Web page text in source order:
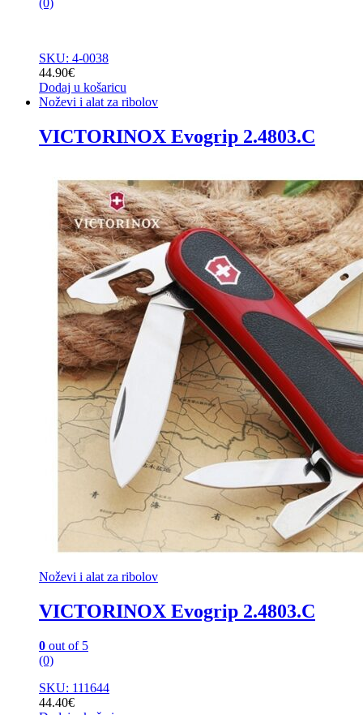
(0)
SKU: 4-0038
44.90€
Dodaj u košaricu
Noževi i alat za ribolov
VICTORINOX Evogrip 2.4803.C
Noževi i alat za ribolov
VICTORINOX Evogrip 2.4803.C
0 out of 5
(0)
SKU: 111644
44.40€